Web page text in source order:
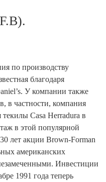
по производству
благодаря
У компании также
в частности, компания
Casa Herradura в
в этой популярной
лет акции Brown-Forman
американских
Инвестиции
1991 года теперь